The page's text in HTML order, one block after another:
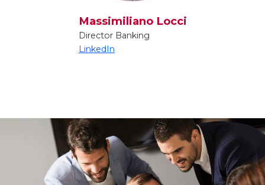
Massimiliano Locci
Director Banking
LinkedIn